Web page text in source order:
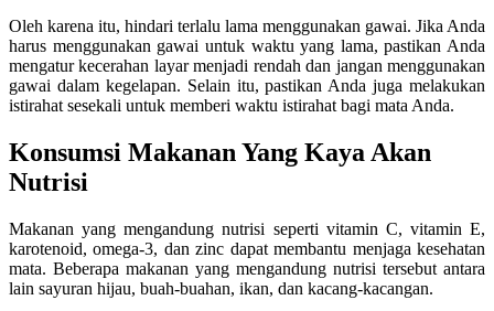
Oleh karena itu, hindari terlalu lama menggunakan gawai. Jika Anda
harus menggunakan gawai untuk waktu yang lama, pastikan Anda
mengatur kecerahan layar menjadi rendah dan jangan menggunakan
gawai dalam kegelapan. Selain itu, pastikan Anda juga melakukan
istirahat sesekali untuk memberi waktu istirahat bagi mata Anda.
Konsumsi Makanan Yang Kaya Akan
Nutrisi
Makanan yang mengandung nutrisi seperti vitamin C, vitamin E,
karotenoid, omega-3, dan zinc dapat membantu menjaga kesehatan
mata. Beberapa makanan yang mengandung nutrisi tersebut antara
lain sayuran hijau, buah-buahan, ikan, dan kacang-kacangan.